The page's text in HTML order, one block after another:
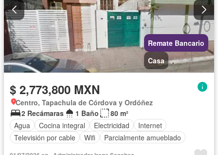
Remate Bancario
Casa
$ 2,773,800 MXN
Centro, Tapachula de Córdova y Ordóñez
2 Recámaras
1 Baño
80 m²
Agua
Cocina integral Electricidad
Internet
Televisión por cable
Wifi Parcialmente amueblado